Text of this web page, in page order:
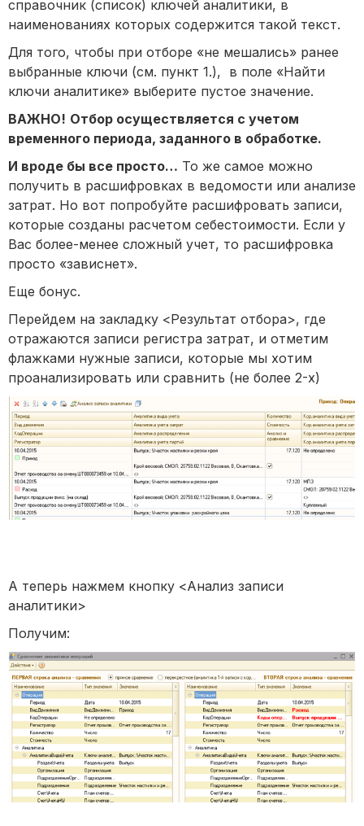
справочник (список) ключей аналитики, в
наименованиях которых содержится такой текст.
Для того, чтобы при отборе «не мешались» ранее
выбранные ключи (см. пункт 1.), в поле «Найти
ключи аналитике» выберите пустое значение.
ВАЖНО! Отбор осуществляется с учетом
временного периода, заданного в обработке.
И вроде бы все просто… То же самое можно
получить в расшифровках в ведомости или анализе
затрат. Но вот попробуйте расшифровать записи,
которые созданы расчетом себестоимости. Если у
Вас более-менее сложный учет, то расшифровка
просто «зависнет».
Еще бонус.
Перейдем на закладку <Результат отбора>, где
отражаются записи регистра затрат, и отметим
флажками нужные записи, которые мы хотим
проанализировать или сравнить (не более 2-х)
А теперь нажмем кнопку <Анализ записи
аналитики>
Получим: